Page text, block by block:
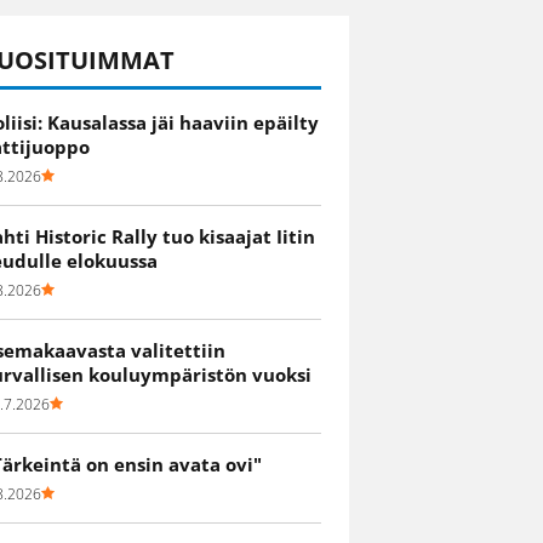
Kausalassa jäi haaviin epäilty
Historic Rally tuo kisaajat Iitin
elokuussa
valitettiin
kouluympäristön vuoksi
on ensin avata ovi"